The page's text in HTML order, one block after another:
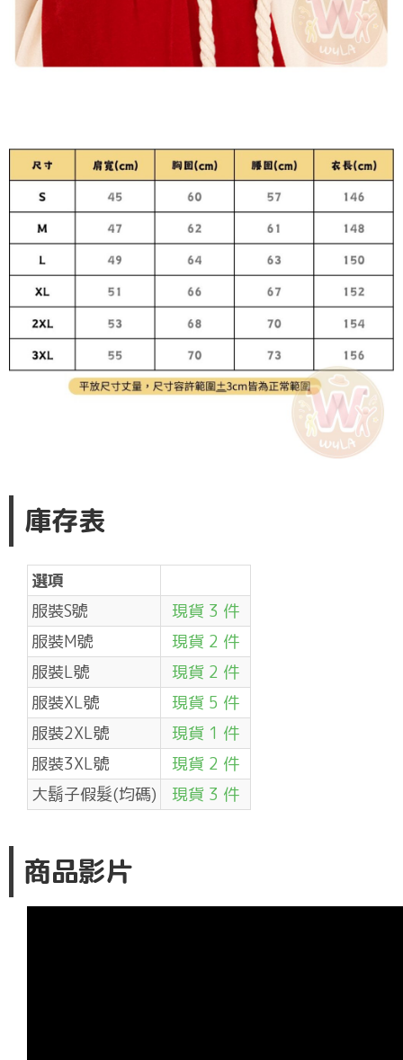
庫存表
選項
服裝S號
現貨 3 件
服裝M號
現貨 2 件
服裝L號
現貨 2 件
服裝XL號
現貨 5 件
服裝2XL號
現貨 1 件
服裝3XL號
現貨 2 件
大鬍子假髮(均碼)
現貨 3 件
商品影片